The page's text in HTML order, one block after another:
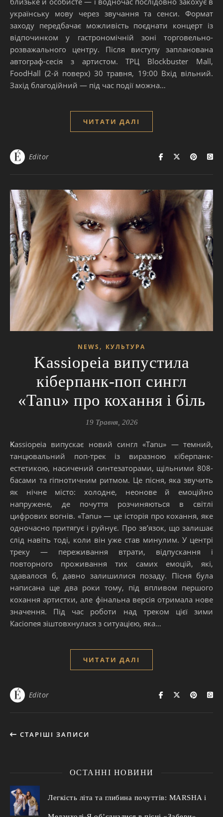
українську мову через звучання та сенси. Формат
заходу передбачає можливість поєднати концерт із
відпочинком у гастрономічній зоні торговельно-
розважального центру. Після виступу запланована
автограф-сесія з артистом. ТРЦ Blockbuster Mall,
FoodHall (2-й поверх) 30 травня, 19:00 Вхід вільний.
Захід благодійний — під час події можна…
ЧИТАТИ ДАЛІ
Editor
NEWS , КУЛЬТУРА
Kassiopeia випустила
кіберпанк-поп сингл
«Tanu» про кохання і біль
19 Травня, 2026
Kassiopeia випускає новий сингл «Tanu» — темний,
танцювальний поп-трек із виразною кіберпанк-
естетикою, насичений синтезаторами, щільними 808-
басами та гіпнотичним ритмом. Це пісня, яка звучить
як нічне місто: холодне, неонове й емоційно
напружене, де почуття розчиняються в світлі
цифрових вогнів. «Tanu» — це історія про кохання, яке
одночасно притягує і руйнує. Про зв’язок, що залишає
слід навіть тоді, коли він уже став минулим. У центрі
треку — переживання втрати, відпускання і
повторного проживання тих самих емоцій, які,
здавалося б, давно залишилися позаду. Пісня була
написана ще два роки тому, під впливом першого
кохання артистки, але фінальна версія отримала нове
значення. Під час роботи над треком цієї зими
Касіопея зіштовхнулася з ситуацією, яка…
ЧИТАТИ ДАЛІ
Editor
СТАРІШІ ЗАПИСИ
ОСТАННІ НОВИНИ
Легкість літа та глибина почуттів: MARSHA і